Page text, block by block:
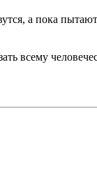
а пока
всему